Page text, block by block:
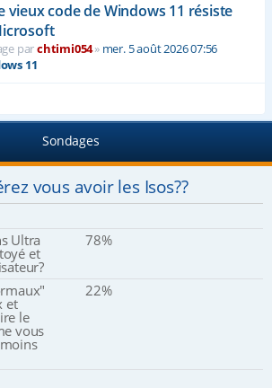
vieux code de Windows 11 résiste
parchtimi054» mer. 5 août 2026 07:56
11
Sondages
vous avoir les Isos??
Ultra
et
78%
et
le
vous
22%